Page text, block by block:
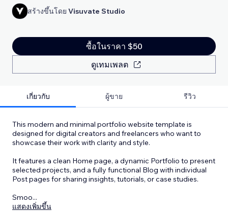
สร้างขึ้นโดย Visuvate Studio
ซื้อในราคา $50
ดูเทมเพลต
เกี่ยวกับ ผู้ขาย รีวิว
This modern and minimal portfolio website template is
designed for digital creators and freelancers who want to
showcase their work with clarity and style.
It features a clean Home page, a dynamic Portfolio to present
selected projects, and a fully functional Blog with individual
Post pages for sharing insights, tutorials, or case studies.
Smoo...
แสดงเพิ่มขึ้น